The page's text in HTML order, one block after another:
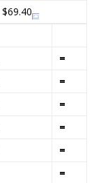
$69.40
=
=
=
=
=
=